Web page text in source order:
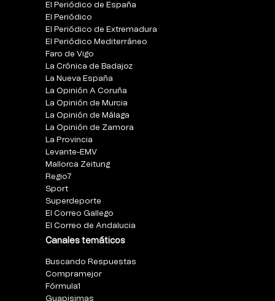
El Periódico de España
El Periódico
El Periódico de Extremadura
El Periódico Mediterráneo
Faro de Vigo
La Crónica de Badajoz
La Nueva España
La Opinión A Coruña
La Opinión de Murcia
La Opinión de Málaga
La Opinión de Zamora
La Provincia
Levante-EMV
Mallorca Zeitung
Regio7
Sport
Superdeporte
El Correo Gallego
El Correo de Andalucia
Canales temáticos
Buscando Respuestas
Compramejor
Fórmula1
Guapisimas